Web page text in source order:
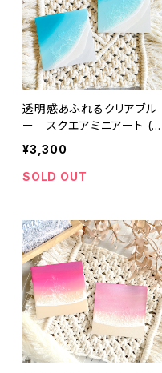
透明感あふれるクリアブル
ー スクエアミニアート (10
cm × 10cm)
¥3,300
SOLD OUT